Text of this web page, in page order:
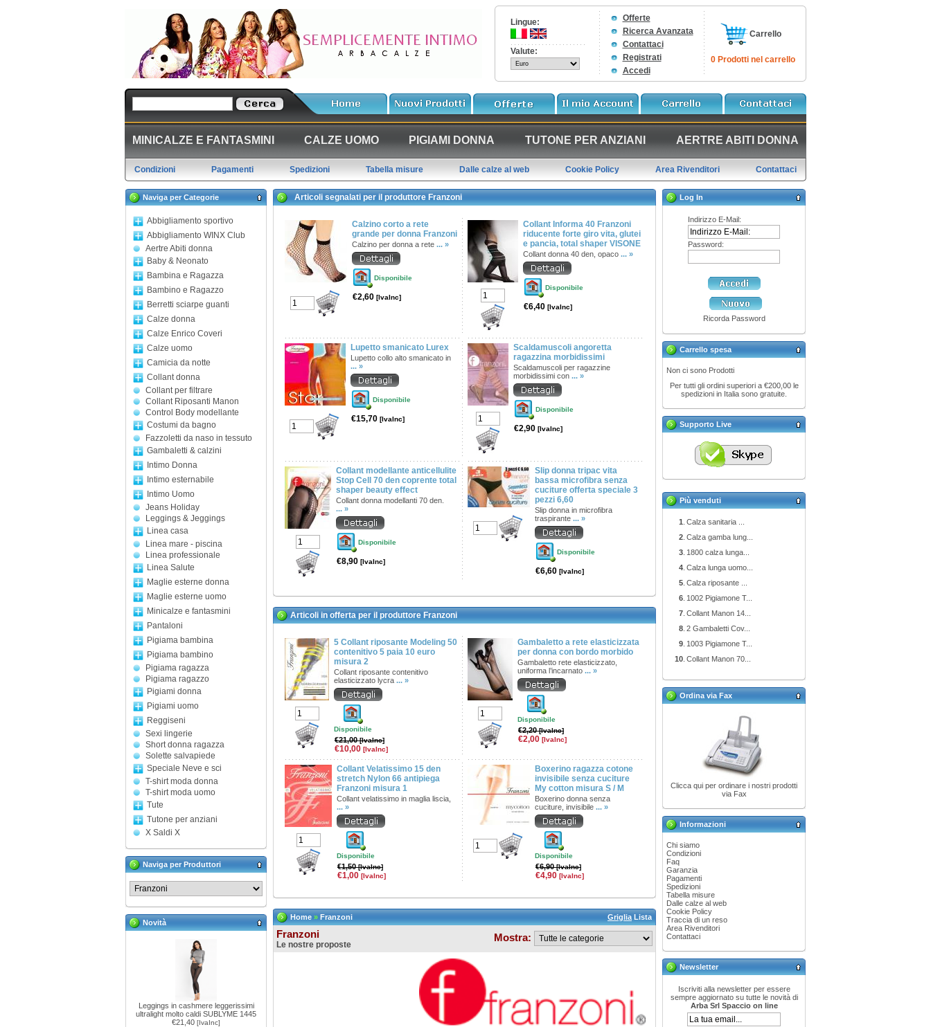
Lingue:
Valute:
Offerte
Ricerca Avanzata
Contattaci
Registrati
Accedi
Carrello
0 Prodotti nel carrello
MINICALZE E FANTASMINI CALZE UOMO PIGIAMI DONNA TUTONE PER ANZIANI AERTRE ABITI DONNA
Condizioni Pagamenti Spedizioni Tabella misure Dalle calze al web Cookie Policy Area Rivenditori Contattaci
Naviga per Categorie
Abbigliamento sportivo
Abbigliamento WINX Club
Aertre Abiti donna
Baby & Neonato
Bambina e Ragazza
Bambino e Ragazzo
Berretti sciarpe guanti
Calze donna
Calze Enrico Coveri
Calze uomo
Camicia da notte
Collant donna
Collant per filtrare
Collant Riposanti Manon
Control Body modellante
Costumi da bagno
Fazzoletti da naso in tessuto
Gambaletti & calzini
Intimo Donna
Intimo esternabile
Intimo Uomo
Jeans Holiday
Leggings & Jeggings
Linea casa
Linea mare - piscina
Linea professionale
Linea Salute
Maglie esterne donna
Maglie esterne uomo
Minicalze e fantasmini
Pantaloni
Pigiama bambina
Pigiama bambino
Pigiama ragazza
Pigiama ragazzo
Pigiami donna
Pigiami uomo
Reggiseni
Sexi lingerie
Short donna ragazza
Solette salvapiede
Speciale Neve e sci
T-shirt moda donna
T-shirt moda uomo
Tute
Tutone per anziani
X Saldi X
Naviga per Produttori
Novità
Leggings in cashmere leggerissimi
ultralight molto caldi SUBLYME 1445
€21,40 [IvaInc]
Articoli segnalati per il produttore Franzoni
Calzino corto a rete
grande per donna Franzoni
Calzino per donna a rete ... »
Disponibile
€2,60 [IvaInc]
Collant Informa 40 Franzoni
riducente forte giro vita, glutei
e pancia, total shaper VISONE
Collant donna 40 den, opaco ... »
Disponibile
€6,40 [IvaInc]
Lupetto smanicato Lurex
Lupetto collo alto smanicato in
... »
Disponibile
€15,70 [IvaInc]
Scaldamuscoli angoretta
ragazzina morbidissimi
Scaldamuscoli per ragazzine
morbidissimi con ... »
Disponibile
€2,90 [IvaInc]
Collant modellante anticellulite
Stop Cell 70 den coprente total
shaper beauty effect
Collant donna modellanti 70 den.
... »
Disponibile
€8,90 [IvaInc]
Slip donna tripac vita
bassa microfibra senza
cuciture offerta speciale 3
pezzi 6,60
Slip donna in microfibra
traspirante ... »
Disponibile
€6,60 [IvaInc]
Articoli in offerta per il produttore Franzoni
5 Collant riposante Modeling 50
contenitivo 5 paia 10 euro
misura 2
Collant riposante contenitivo
elasticizzato lycra ... »
Disponibile
€21,00[IvaInc]
€10,00 [IvaInc]
Gambaletto a rete elasticizzata
per donna con bordo morbido
Gambaletto rete elasticizzato,
uniforma l’incarnato ... »
Disponibile
€2,20[IvaInc]
€2,00 [IvaInc]
Collant Velatissimo 15 den
stretch Nylon 66 antipiega
Franzoni misura 1
Collant velatissimo in maglia liscia,
... »
Disponibile
€1,50[IvaInc]
€1,00 [IvaInc]
Boxerino ragazza cotone
invisibile senza cuciture
My cotton misura S / M
Boxerino donna senza
cuciture, invisibile ... »
Disponibile
€6,90[IvaInc]
€4,90 [IvaInc]
Home » Franzoni Griglia Lista
Franzoni
Le nostre proposte
Mostra:
Log In
Indirizzo E-Mail:
Password:
Ricorda Password
Carrello spesa
Non ci sono Prodotti
Per tutti gli ordini superiori a €200,00 le
spedizioni in Italia sono gratuite.
Supporto Live
Più venduti
1 Calza sanitaria ...
2 Calza gamba lung...
3 1800 calza lunga...
4 Calza lunga uomo...
5 Calza riposante ...
6 1002 Pigiamone T...
7 Collant Manon 14...
8 2 Gambaletti Cov...
9 1003 Pigiamone T...
10 Collant Manon 70...
Ordina via Fax
Clicca qui per ordinare i nostri prodotti
via Fax
Informazioni
Chi siamo
Condizioni
Faq
Garanzia
Pagamenti
Spedizioni
Tabella misure
Dalle calze al web
Cookie Policy
Traccia di un reso
Area Rivenditori
Contattaci
Newsletter
Iscriviti alla newsletter per essere
sempre aggiornato su tutte le novità di
Arba Srl Spaccio on line